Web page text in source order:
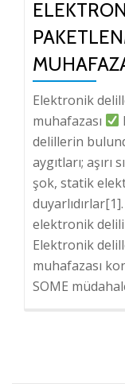
Elektronik
muhafazası
delillerin
aygıtları; aşırı
şok, statik
elektronik delili
Elektronik
muhafazası
SOME